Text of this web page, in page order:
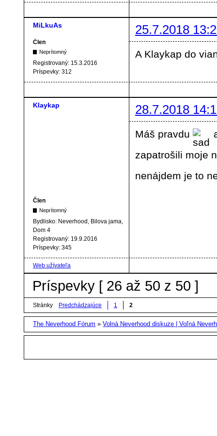
MiLkuAs 25.7.2018
Člen
Neprítomný
Registrovaný: 15.3.2016
Príspevky: 312
A Klaykap do
Klaykap 28.7.2018
Člen
Neprítomný
Bydlisko: Neverhood, Bilova jama,
Dom 4
Registrovaný: 19.9.2016
Príspevky: 345
Máš pravdu
zapatrošili moje
nenájdem je to
Web užívateľa
Príspevky [ 26 až 50 z 50 ]
Stránky Predchádzajúce 1 2
The Neverhood Fórum »Volná Neverhood diskuze | Voľná